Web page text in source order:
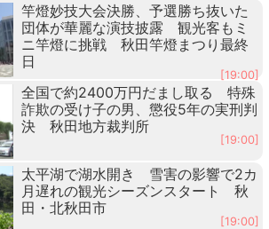
竿燈妙技大会決勝、予選勝ち抜いた
団体が華麗な演技披露 観光客もミ
ニ竿燈に挑戦 秋田竿燈まつり最終
日
[19:00]
全国で約2400万円だまし取る 特殊
詐欺の受け子の男、懲役5年の実刑判
決 秋田地方裁判所
[19:00]
太平湖で湖水開き 雪害の影響で2カ
月遅れの観光シーズンスタート 秋
田・北秋田市
[19:00]